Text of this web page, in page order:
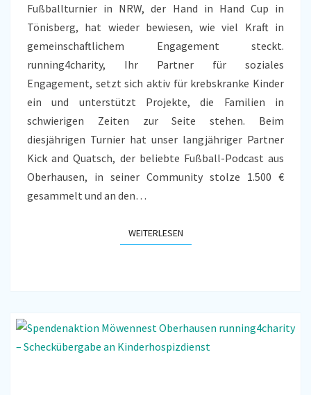
Fußballturnier in NRW, der Hand in Hand Cup in
Tönisberg, hat wieder bewiesen, wie viel Kraft in
gemeinschaftlichem Engagement steckt.
running4charity, Ihr Partner für soziales
Engagement, setzt sich aktiv für krebskranke Kinder
ein und unterstützt Projekte, die Familien in
schwierigen Zeiten zur Seite stehen. Beim
diesjährigen Turnier hat unser langjähriger Partner
Kick and Quatsch, der beliebte Fußball-Podcast aus
Oberhausen, in seiner Community stolze 1.500 €
gesammelt und an den…
WEITERLESENWEITERLESEN